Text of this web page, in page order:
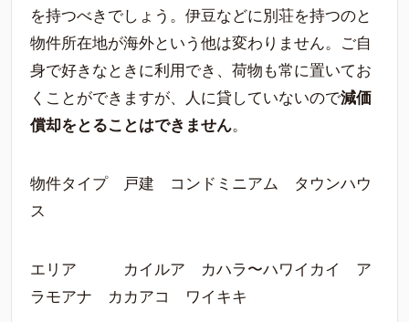
を持つべきでしょう。伊豆などに別荘を持つのと
物件所在地が海外という他は変わりません。ご自
身で好きなときに利用でき、荷物も常に置いてお
くことができますが、人に貸していないので減価
償却をとることはできません。
物件タイプ 戸建 コンドミニアム タウンハウ
ス
エリア カイルア カハラ〜ハワイカイ ア
ラモアナ カカアコ ワイキキ